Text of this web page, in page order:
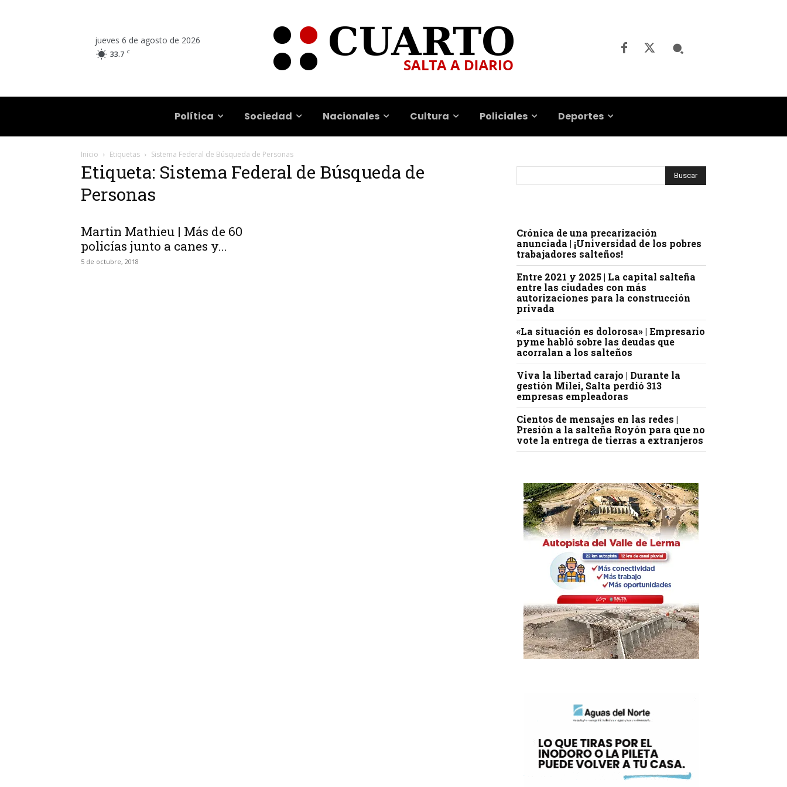
jueves 6 de agosto de 2026
33.7 C
Política Sociedad Nacionales Cultura Policiales Deportes
Inicio Etiquetas Sistema Federal de Búsqueda de Personas
Etiqueta: Sistema Federal de Búsqueda de
Personas
Martin Mathieu | Más de 60
policías junto a canes y...
5 de octubre, 2018
Crónica de una precarización
anunciada | ¡Universidad de los pobres
trabajadores salteños!
Entre 2021 y 2025 | La capital salteña
entre las ciudades con más
autorizaciones para la construcción
privada
«La situación es dolorosa» | Empresario
pyme habló sobre las deudas que
acorralan a los salteños
Viva la libertad carajo | Durante la
gestión Milei, Salta perdió 313
empresas empleadoras
Cientos de mensajes en las redes |
Presión a la salteña Royón para que no
vote la entrega de tierras a extranjeros